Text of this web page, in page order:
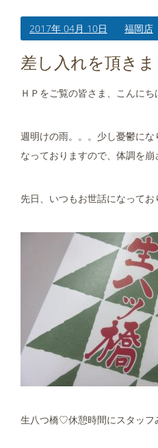
2017年 04月 10日 福岡店
差し入れを頂き
ＨＰをご覧の皆さま、こんにち
週明けの雨。。。少し憂鬱に
なっておりますので、体調を
先日、いつもお世話になって
生八つ橋♡休憩時間にスタッフ